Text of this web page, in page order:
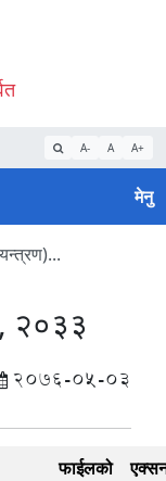
A- A A+
मेनु
२०३३
2076-05-03
फाईलको